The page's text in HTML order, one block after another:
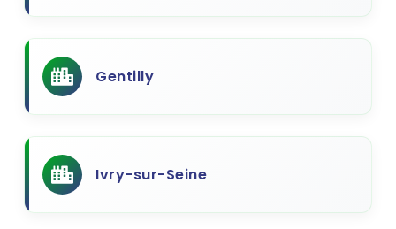
Gentilly
Ivry-sur-Seine